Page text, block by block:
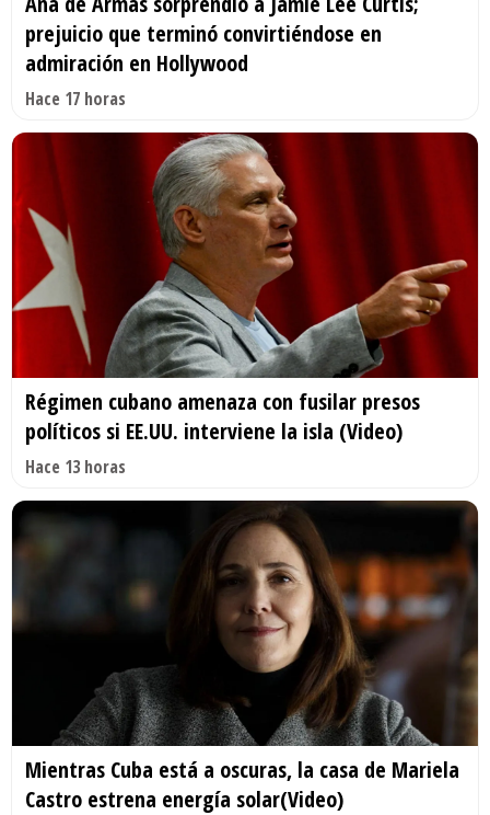
prejuicio que terminó convirtiéndose en
admiración en Hollywood
Hace 17 horas
Régimen cubano amenaza con fusilar presos
políticos si EE.UU. interviene la isla (Video)
Hace 13 horas
Mientras Cuba está a oscuras, la casa de Mariela
Castro estrena energía solar(Video)